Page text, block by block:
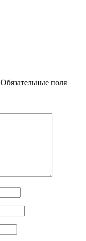
Обязательные поля